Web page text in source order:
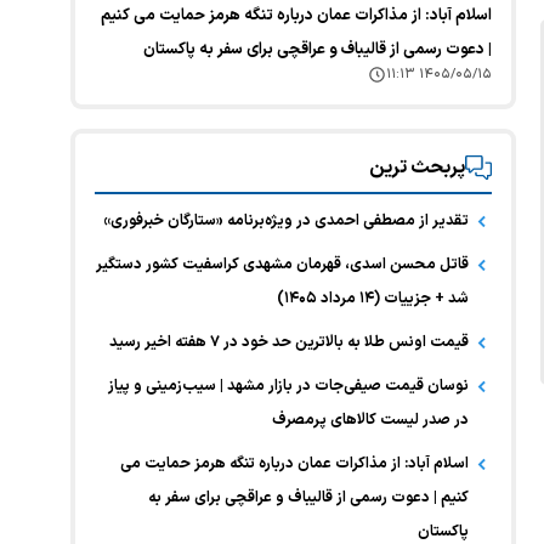
اسلام آباد: از مذاکرات عمان درباره تنگه هرمز حمایت می کنیم
| دعوت رسمی از قالیباف و عراقچی برای سفر به پاکستان
۱۴۰۵/۰۵/۱۵ ۱۱:۱۳
پربحث ترین
تقدیر از مصطفی احمدی در ویژه‌برنامه «ستارگان خبرفوری»
قاتل محسن اسدی، قهرمان مشهدی کراسفیت کشور دستگیر
شد + جزییات (۱۴ مرداد ۱۴۰۵)
قیمت اونس طلا به بالاترین حد خود در ۷ هفته اخیر رسید
نوسان قیمت صیفی‌جات در بازار مشهد | سیب‌زمینی و پیاز
در صدر لیست کالا‌های پرمصرف
اسلام آباد: از مذاکرات عمان درباره تنگه هرمز حمایت می
کنیم | دعوت رسمی از قالیباف و عراقچی برای سفر به
پاکستان